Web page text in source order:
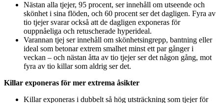
Nästan alla tjejer, 95 procent, ser innehåll om utseende och
skönhet i sina flöden, och 60 procent ser det dagligen. Fyra av
tio tjejer svarar också att de dagligen exponeras för
ouppnåeliga och retuscherade hyperideal.
Varannan tjej ser innehåll om skönhetsingrepp, bantning eller
ideal som betonar extrem smalhet minst ett par gånger i
veckan – och nästan åtta av tio tjejer ser det någon gång, mot
fyra av tio killar som aldrig ser det.
Killar exponeras för mer extrema åsikter
Killar exponeras i dubbelt så hög utsträckning som tjejer för